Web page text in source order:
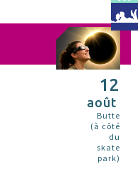
12
août
Butte
(à côté
du
skate
park)